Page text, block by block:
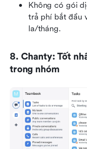
Không có gói
trả phí bắt đầu
la/tháng.
8. Chanty: Tốt
trong nhóm